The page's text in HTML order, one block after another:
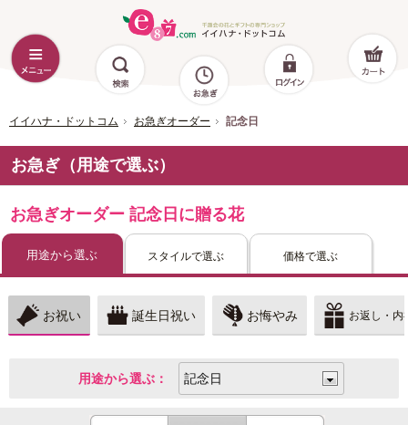
イイハナ・ドットコム お急ぎオーダー 記念日
お急ぎ（用途で選ぶ）
お急ぎオーダー 記念日に贈る花
用途から選ぶ スタイルで選ぶ 価格で選ぶ
お祝い 誕生日祝い お悔やみ お返し・内
用途から選ぶ：